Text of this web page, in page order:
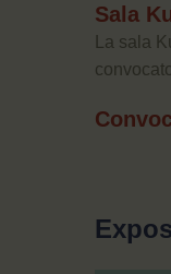
Sala
La sala